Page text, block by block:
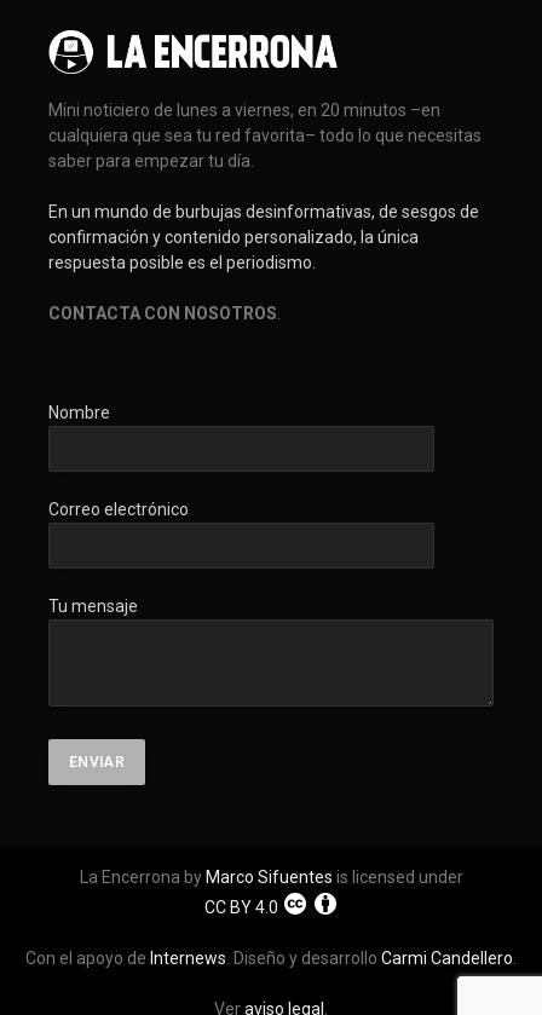
Mini noticiero de lunes a viernes, en 20 minutos –en
cualquiera que sea tu red favorita– todo lo que necesitas
saber para empezar tu día.
En un mundo de burbujas desinformativas, de sesgos de
confirmación y contenido personalizado, la única
respuesta posible es el periodismo.
CONTACTA CON NOSOTROS
Nombre
Correo electrónico
Tu mensaje
La Encerrona by Marco Sifuentes is licensed under
CC BY 4.0
Con el apoyo de Internews . Diseño y desarrollo Carmi Candellero
Veraviso legal